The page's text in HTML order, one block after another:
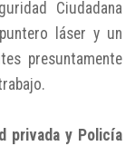
Ciudadana
láser y un
presuntamente
privada y Policía